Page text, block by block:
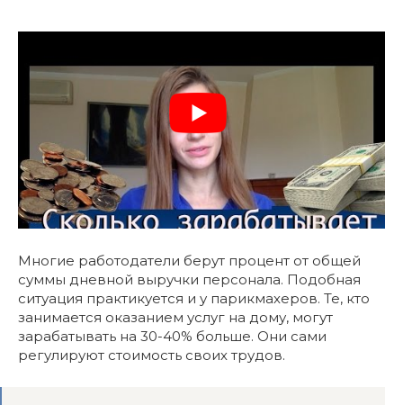
Многие работодатели берут процент от общей
суммы дневной выручки персонала. Подобная
ситуация практикуется и у парикмахеров. Те, кто
занимается оказанием услуг на дому, могут
зарабатывать на 30-40% больше. Они сами
регулируют стоимость своих трудов.